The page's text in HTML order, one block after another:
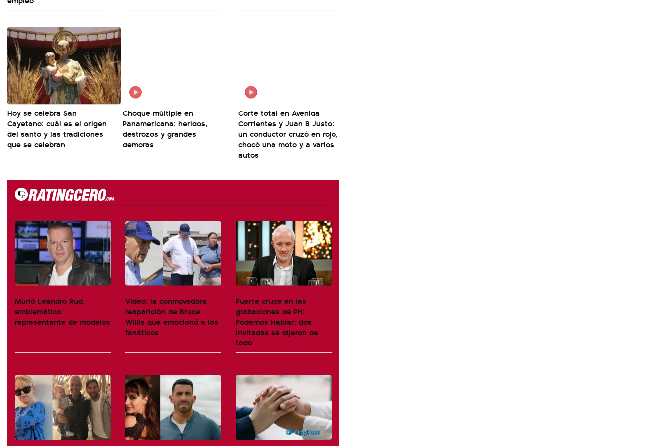
Hoy se celebra San
Cayetano: cuál es el origen
del santo y las tradiciones
que se celebran
Choque múltiple en
Panamericana: heridos,
destrozos y grandes
demoras
Corte total en Avenida
Corrientes y Juan B Justo:
un conductor cruzó en rojo,
chocó una moto y a varios
autos
Murió Leandro Rud,
emblemático
representante de modelos
Video: la conmovedora
reaparición de Bruce
Willis que emocionó a los
fanáticos
Fuerte cruce en las
grabaciones de PH:
Podemos Hablar: dos
invitadas se dijeron de
todo